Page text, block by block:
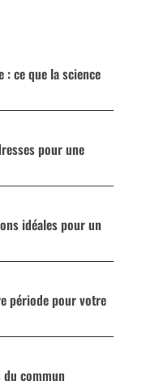
: ce que la science
pour une
idéales pour un
période pour votre
commun